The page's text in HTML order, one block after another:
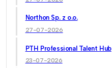
Northon Sp. z o.o.
27-07-2026
PTH Professional Talent Hub
23-07-2026